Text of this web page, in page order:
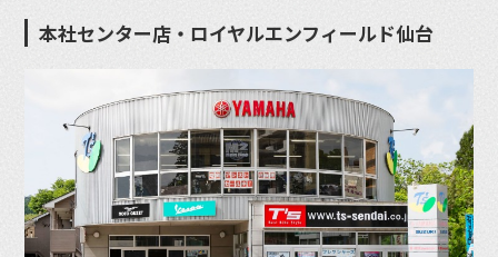
本社センター店・ロイヤルエンフィールド仙台